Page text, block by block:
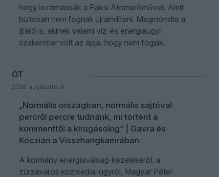
hogy lezárhassák a Paksi Atomerőművet. Amit
biztosan nem fognak újraindítani. Megmondta a
Báró is, akinek valami víz-és energiaügyi
szakember volt az apja, hogy nem fogják.
ÖT
2026. augusztus 8.
„Normális országban, normális sajtóval
percről percre tudnánk, mi történt a
kommenttől a kirúgásokig” | Gavra és
Kóczián a Visszhangkamrában
A kormány energiaválság-kezeléséről, a
zűrzavaros közmédia-ügyről, Magyar Péter